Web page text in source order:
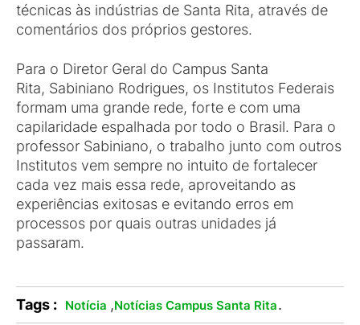
técnicas às indústrias de Santa Rita, através de
comentários dos próprios gestores.
Para o Diretor Geral do Campus Santa
Rita, Sabiniano Rodrigues, os Institutos Federais
formam uma grande rede, forte e com uma
capilaridade espalhada por todo o Brasil. Para o
professor Sabiniano, o trabalho junto com outros
Institutos vem sempre no intuito de fortalecer
cada vez mais essa rede, aproveitando as
experiências exitosas e evitando erros em
processos por quais outras unidades já
passaram.
Tags : Notícia ,Notícias Campus Santa Rita.